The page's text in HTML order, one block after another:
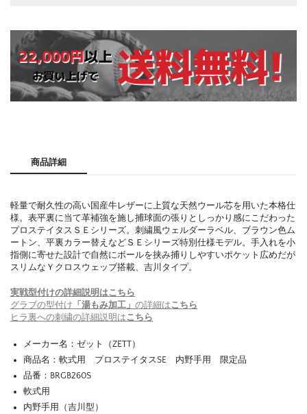
商品詳細
軽量で耐久性の高い国産牛レザーに上質な天然ウール芯を用いた本格仕
様。表平裏に当て革補強を施し捕球面の張りとしっかり感にこだわった
プロステイタスＳＥシリーズ。刺繍風ウェルダーラベル、ブラウン色ム
ートン、平裏カラー替えなどＳＥシリーズ特別仕様モデル。手入れを小
指側に寄せた設計で自然にボールを挟み捕りしやすいポケット広めだが
スリムなＹクロスウェッブ搭載、吉川タイプ。
実戦型付けの詳細説明はこちら
グラブの型付け 「湯もみ加工」 の詳細はこちら
ヒラ裏への刺繍の詳細説明はこちら
メーカー名：ゼット（ZETT）
商品名：軟式用 プロステイタスSE 内野手用 限定品
品番：BRGB260S
軟式用
内野手用（吉川型）